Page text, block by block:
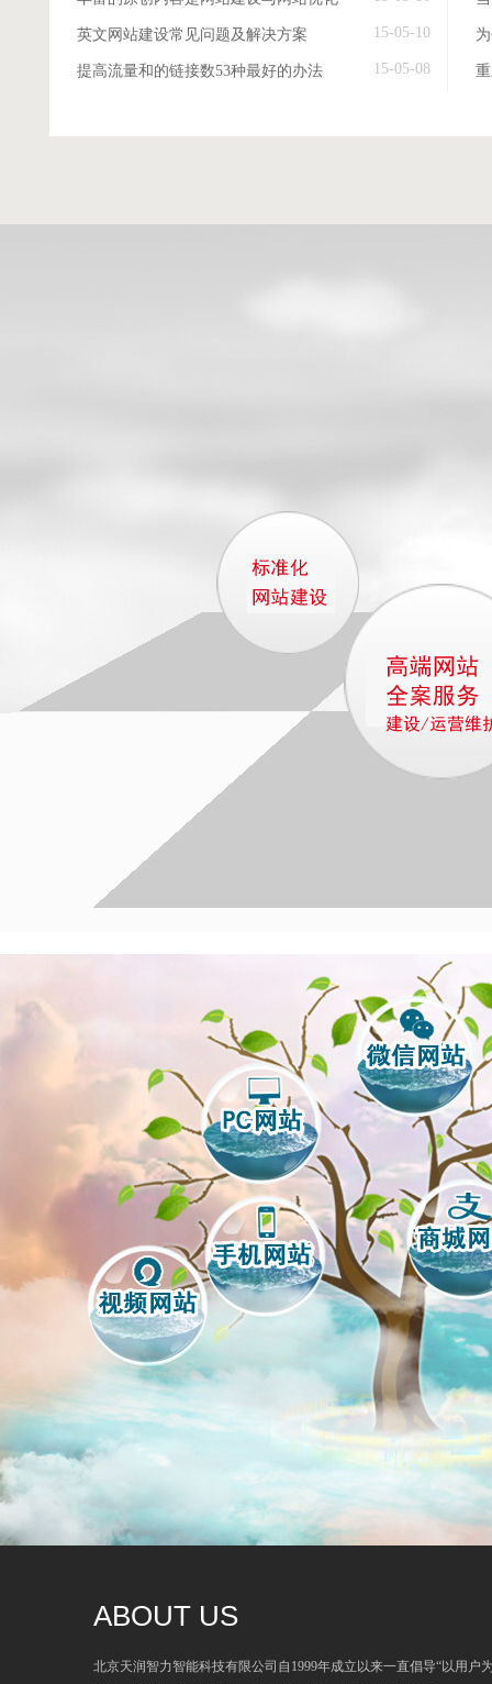
英文网站建设常见问题及解决方案 15-05-10
提高流量和的链接数53种最好的办法 15-05-08
ABOUT US
北京天润智力智能科技有限公司自1999年成立以来一直倡导“以用户